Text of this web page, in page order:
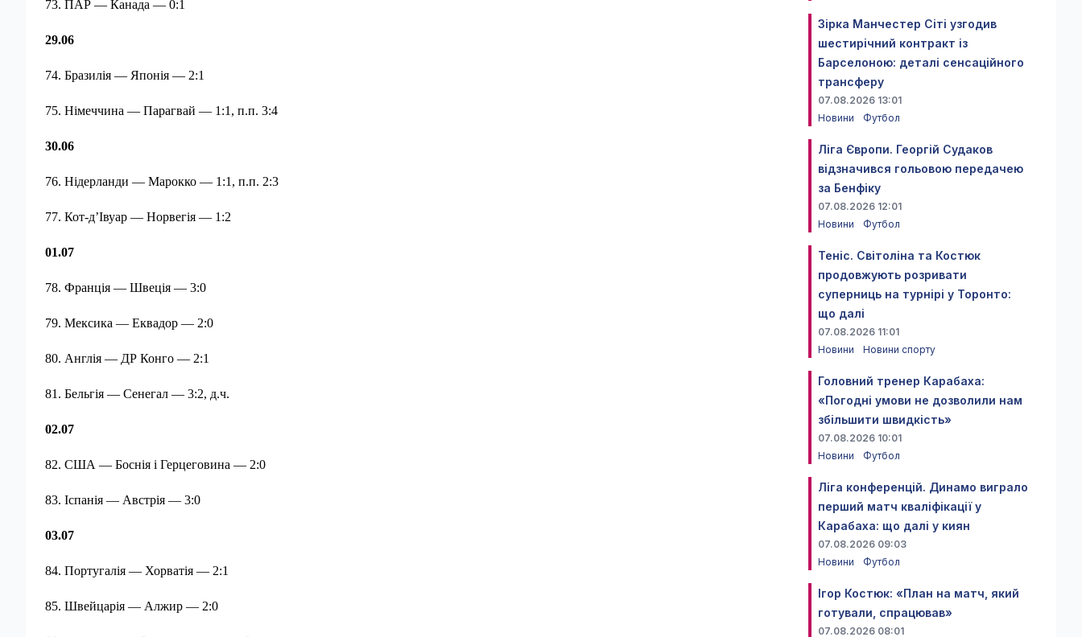
73. ПАР — Канада — 0:1
29.06
74. Бразилія — Японія — 2:1
75. Німеччина — Парагвай — 1:1, п.п. 3:4
30.06
76. Нідерланди — Марокко — 1:1, п.п. 2:3
77. Кот-д’Івуар — Норвегія — 1:2
01.07
78. Франція — Швеція — 3:0
79. Мексика — Еквадор — 2:0
80. Англія — ДР Конго — 2:1
81. Бельгія — Сенегал — 3:2, д.ч.
02.07
82. США — Боснія і Герцеговина — 2:0
83. Іспанія — Австрія — 3:0
03.07
84. Португалія — Хорватія — 2:1
85. Швейцарія — Алжир — 2:0
Зірка Манчестер Сіті узгодив
шестирічний контракт із
Барселоною: деталі сенсаційного
трансферу
07.08.2026 13:01
Новини
Футбол
Ліга Європи. Георгій Судаков
відзначився гольовою передачею
за Бенфіку
07.08.2026 12:01
Новини
Футбол
Теніс. Світоліна та Костюк
продовжують розривати
суперниць на турнірі у Торонто:
що далі
07.08.2026 11:01
Новини
Новини спорту
Головний тренер Карабаха:
«Погодні умови не дозволили нам
збільшити швидкість»
07.08.2026 10:01
Новини
Футбол
Ліга конференцій. Динамо виграло
перший матч кваліфікації у
Карабаха: що далі у киян
07.08.2026 09:03
Новини
Футбол
Ігор Костюк: «План на матч, який
готували, спрацював»
07.08.2026 08:01